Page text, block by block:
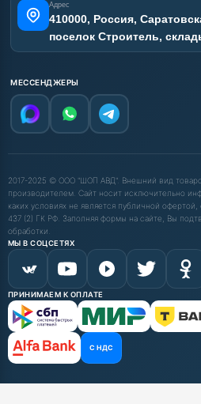
Адрес
410000, Россия,
поселок Строитель,
МЕССЕНДЖЕРЫ
2017-2025 © ООО "ШОП АВД". Внешний вид
производителем. Сайт носит исключительно
каких условиях не является публичной
437 (2) ГК РФ. Заполняя формы на сайте, Вы
обработки.
МЫ В СОЦСЕТЯХ
ПРИНИМАЕМ К ОПЛАТЕ
С НДС